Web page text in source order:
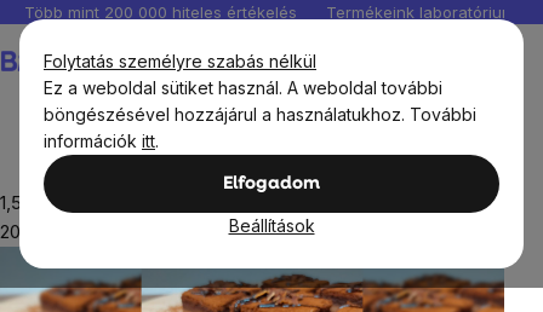
Folytatás személyre szabás nélkül
Ez a weboldal sütiket használ. A weboldal további
böngészésével hozzájárul a használatukhoz. További
információk itt.
Elfogadom
Beállítások
Ugrás
fő
tartalomhoz
Több mint 200 000 hiteles értékelés Termékeink
Édes receptek Csokoládé desszert
1,5 óra
2022.11.14